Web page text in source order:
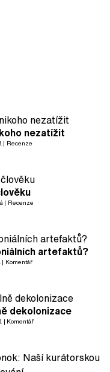
nezatížit
Recenze
Recenze
artefaktů?
Komentář
dekolonizace
Komentář